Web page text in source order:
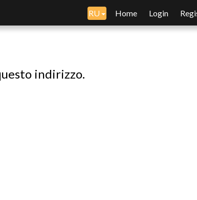
RU Home Login
indirizzo.